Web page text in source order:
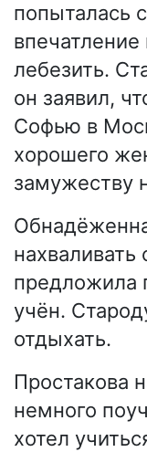
попыталась
лебезить.
он заявил,
Софью в
хорошего
замужеству
предложила
учён.
отдыхать.
Простакова
немного
хотел